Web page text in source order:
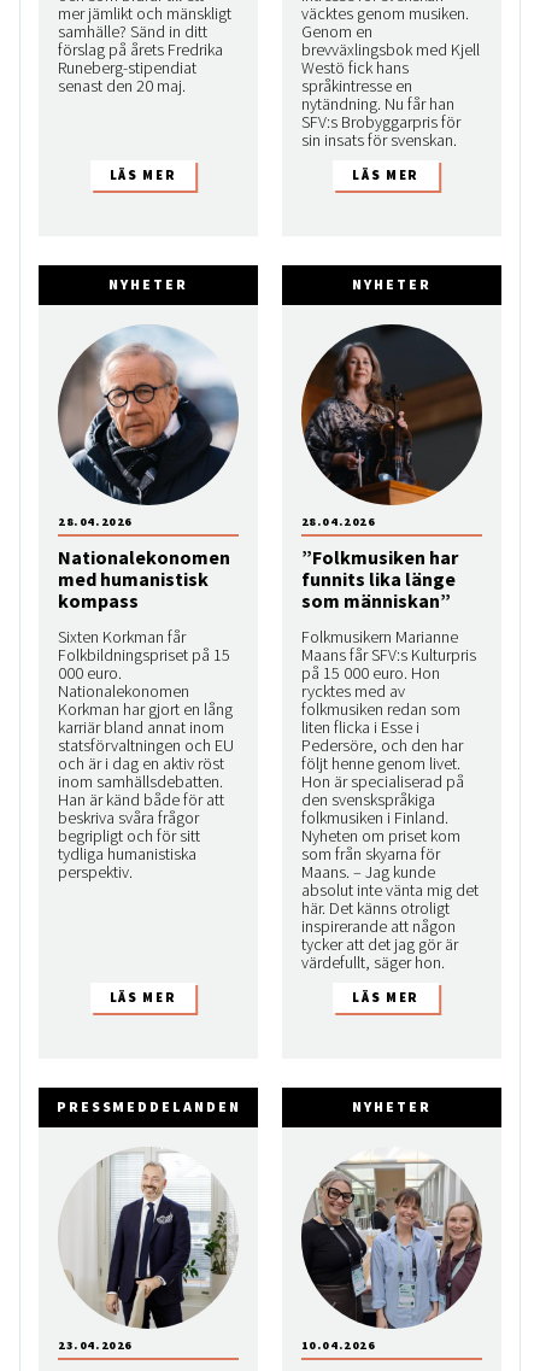
mer jämlikt och mänskligt
samhälle? Sänd in ditt
förslag på årets Fredrika
Runeberg-stipendiat
senast den 20 maj.
väcktes genom musiken.
Genom en
brevväxlingsbok med Kjell
Westö fick hans
språkintresse en
nytändning. Nu får han
SFV:s Brobyggarpris för
sin insats för svenskan.
NYHETER
Nationalekonomen
med humanistisk
kompass
Sixten Korkman får
Folkbildningspriset på 15
000 euro.
Nationalekonomen
Korkman har gjort en lång
karriär bland annat inom
statsförvaltningen och EU
och är i dag en aktiv röst
inom samhällsdebatten.
Han är känd både för att
beskriva svåra frågor
begripligt och för sitt
tydliga humanistiska
perspektiv.
28.04.2026
NYHETER
”Folkmusiken har
funnits lika länge
som människan”
Folkmusikern Marianne
Maans får SFV:s Kulturpris
på 15 000 euro. Hon
rycktes med av
folkmusiken redan som
liten flicka i Esse i
Pedersöre, och den har
följt henne genom livet.
Hon är specialiserad på
den svenskspråkiga
folkmusiken i Finland.
Nyheten om priset kom
som från skyarna för
Maans. – Jag kunde
absolut inte vänta mig det
här. Det känns otroligt
inspirerande att någon
tycker att det jag gör är
värdefullt, säger hon.
28.04.2026
PRESSMEDDELANDEN
23.04.2026
NYHETER
10.04.2026